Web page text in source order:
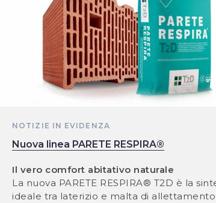
NOTIZIE IN EVIDENZA
Nuova linea PARETE RESPIRA®
Il vero comfort abitativo naturale
La nuova PARETE RESPIRA® T2D è la
ideale tra laterizio e malta di allettamento